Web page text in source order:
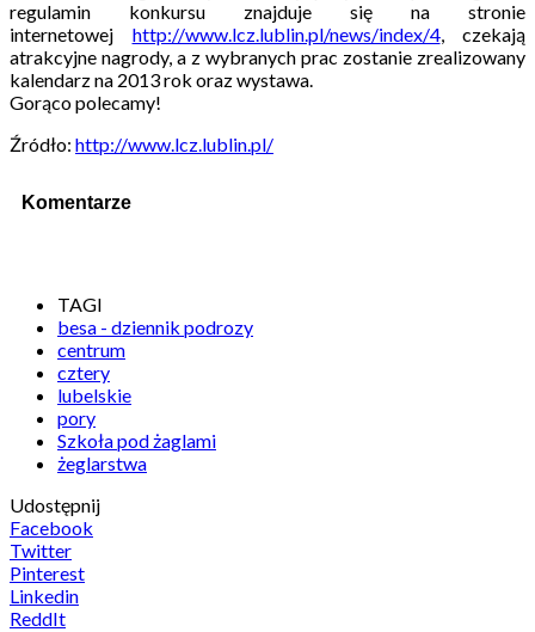
regulamin konkursu znajduje się na stronie
internetowej http://www.lcz.lublin.pl/news/index/4, czekają
atrakcyjne nagrody, a z wybranych prac zostanie zrealizowany
kalendarz na 2013 rok oraz wystawa.
Gorąco polecamy!
Źródło: http://www.lcz.lublin.pl/
Komentarze
TAGI
besa - dziennik podrozy
centrum
cztery
lubelskie
pory
Szkoła pod żaglami
żeglarstwa
Udostępnij
Facebook
Twitter
Pinterest
Linkedin
ReddIt